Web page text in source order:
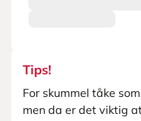
Tips!
For skummel tåke
men da er det viktig